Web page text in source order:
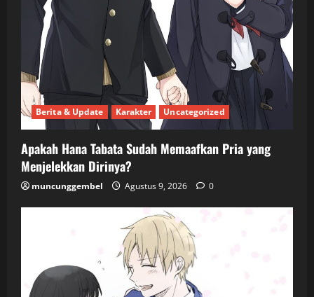
Berita & Update Karakter Uncategorized
Apakah Hana Tabata Sudah Memaafkan Pria yang
Menjelekkan Dirinya?
muncunggembel Agustus 9, 2026 0